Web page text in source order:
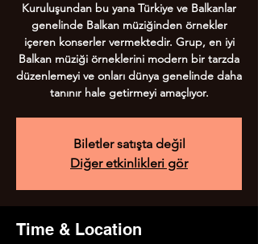
Kuruluşundan bu yana Türkiye ve Balkanlar
genelinde Balkan müziğinden örnekler
içeren konserler vermektedir. Grup, en iyi
Balkan müziği örneklerini modern bir tarzda
düzenlemeyi ve onları dünya genelinde daha
Biletler satışta değil
Diğer etkinlikleri gör
Time & Location